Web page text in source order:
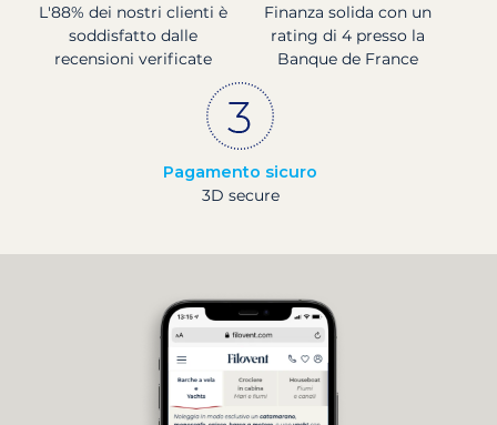
L'88% dei nostri clienti è
soddisfatto dalle
recensioni verificate
Finanza solida con un
rating di 4 presso la
Banque de France
Pagamento sicuro
3D secure